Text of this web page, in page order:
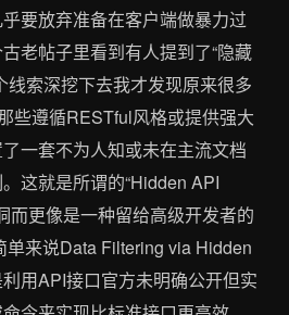
要放弃准备在客户端做暴力过
老帖子里看到有人提到了“隐藏
线索深挖下去我才发现原来很多
些遵循RESTful风格或提供强大
一套不为人知或未在主流文档
这就是所谓的“Hidden API
而更像是一种留给高级开发者的
单来说Data Filtering via Hidden
用API接口官方未明确公开但实